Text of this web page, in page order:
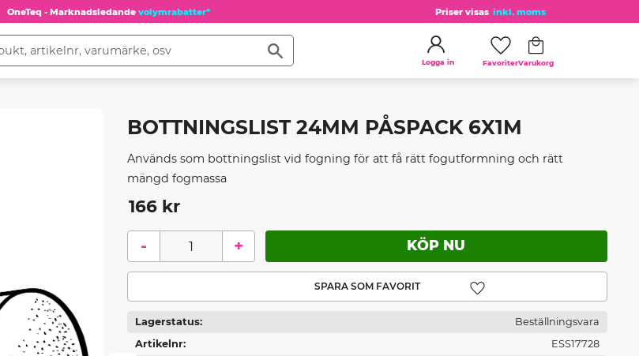
Priser visas inkl. moms
OneTeq - Marknadsledande volymrabatter*
Logga in
Favoriter
Kundvagn
BOTTNINGSLIST 24MM PÅSPACK 6X1M
Används som bottningslist vid fogning för att få rätt fogutformning och rätt
mängd fogmassa
166kr
+
-
Lägg till i favoriter
Lagerstatus
Beställningsvara
Artikelnr
ESS17728